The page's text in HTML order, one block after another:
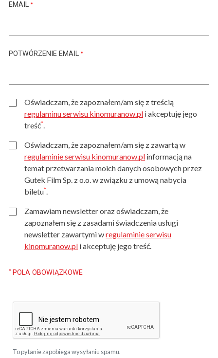
EMAIL
POTWÓRZENIE EMAIL
Oświadczam, że zapoznałem/am się z treścią
regulaminu serwisu kinomuranow.pl i akceptuję jego
treść*.
Oświadczam, że zapoznałem/am się z zawartą w
regulaminie serwisu kinomuranow.pl informacją na
temat przetwarzania moich danych osobowych przez
Gutek Film Sp. z o.o. w związku z umową nabycia
biletu*.
Zamawiam newsletter oraz oświadczam, że
zapoznałem się z zasadami świadczenia usługi
newsletter zawartymi wregulaminie serwisu
kinomuranow.pl i akceptuję jego treść.
* POLA OBOWIĄZKOWE
To pytanie zapobiega wysyłaniu spamu.